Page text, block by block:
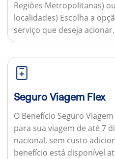
Regiões Metropolitanas)
localidades) Escolha a
serviço que deseja acionar.
Seguro Viagem Flex
O Benefício Seguro
para sua viagem de até 7
nacional, sem custo
benefício está disponível